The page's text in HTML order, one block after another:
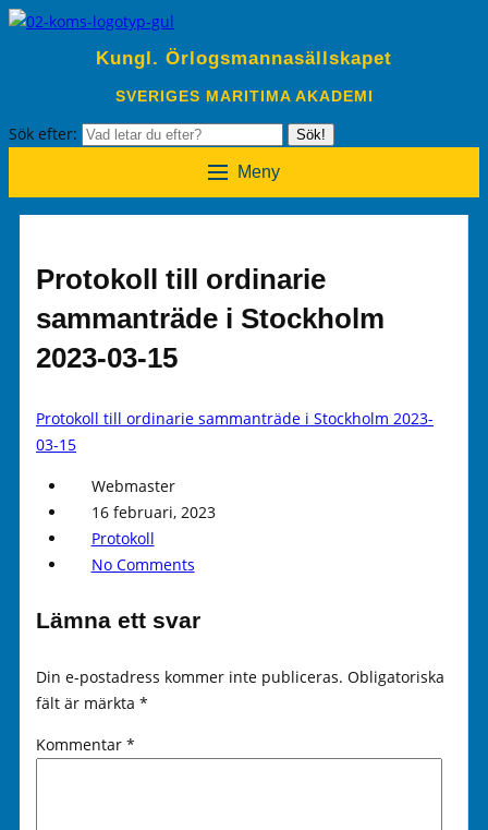
Kungl. Örlogsmannasällskapet
SVERIGES MARITIMA AKADEMI
Sök efter: Sök!
Meny
Protokoll till ordinarie
sammanträde i Stockholm
2023-03-15
Protokoll till ordinarie sammanträde i Stockholm 2023-
03-15
Webmaster
16 februari, 2023
Protokoll
No Comments
Lämna ett svar
Din e-postadress kommer inte publiceras. Obligatoriska
fält är märkta *
Kommentar *